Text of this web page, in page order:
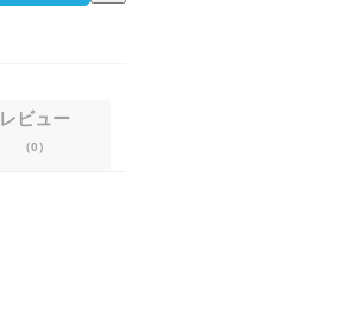
レビュー
（0 ）